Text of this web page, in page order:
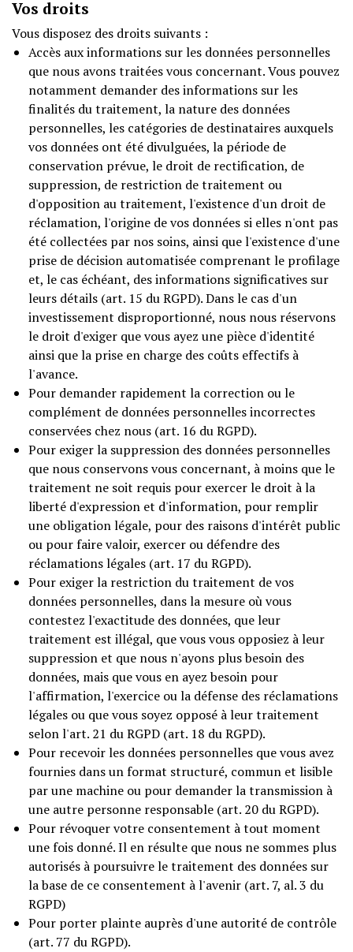
Vos droits
Vous disposez des droits suivants :
Accès aux informations sur les données personnelles
que nous avons traitées vous concernant. Vous pouvez
notamment demander des informations sur les
finalités du traitement, la nature des données
personnelles, les catégories de destinataires auxquels
vos données ont été divulguées, la période de
conservation prévue, le droit de rectification, de
suppression, de restriction de traitement ou
d'opposition au traitement, l'existence d'un droit de
réclamation, l'origine de vos données si elles n'ont pas
été collectées par nos soins, ainsi que l'existence d'une
prise de décision automatisée comprenant le profilage
et, le cas échéant, des informations significatives sur
leurs détails (art. 15 du RGPD). Dans le cas d'un
investissement disproportionné, nous nous réservons
le droit d'exiger que vous ayez une pièce d'identité
ainsi que la prise en charge des coûts effectifs à
l'avance.
Pour demander rapidement la correction ou le
complément de données personnelles incorrectes
conservées chez nous (art. 16 du RGPD).
Pour exiger la suppression des données personnelles
que nous conservons vous concernant, à moins que le
traitement ne soit requis pour exercer le droit à la
liberté d'expression et d'information, pour remplir
une obligation légale, pour des raisons d'intérêt public
ou pour faire valoir, exercer ou défendre des
réclamations légales (art. 17 du RGPD).
Pour exiger la restriction du traitement de vos
données personnelles, dans la mesure où vous
contestez l'exactitude des données, que leur
traitement est illégal, que vous vous opposiez à leur
suppression et que nous n'ayons plus besoin des
données, mais que vous en ayez besoin pour
l'affirmation, l'exercice ou la défense des réclamations
légales ou que vous soyez opposé à leur traitement
selon l'art. 21 du RGPD (art. 18 du RGPD).
Pour recevoir les données personnelles que vous avez
fournies dans un format structuré, commun et lisible
par une machine ou pour demander la transmission à
une autre personne responsable (art. 20 du RGPD).
Pour révoquer votre consentement à tout moment
une fois donné. Il en résulte que nous ne sommes plus
autorisés à poursuivre le traitement des données sur
la base de ce consentement à l'avenir (art. 7, al. 3 du
RGPD)
Pour porter plainte auprès d'une autorité de contrôle
(art. 77 du RGPD).